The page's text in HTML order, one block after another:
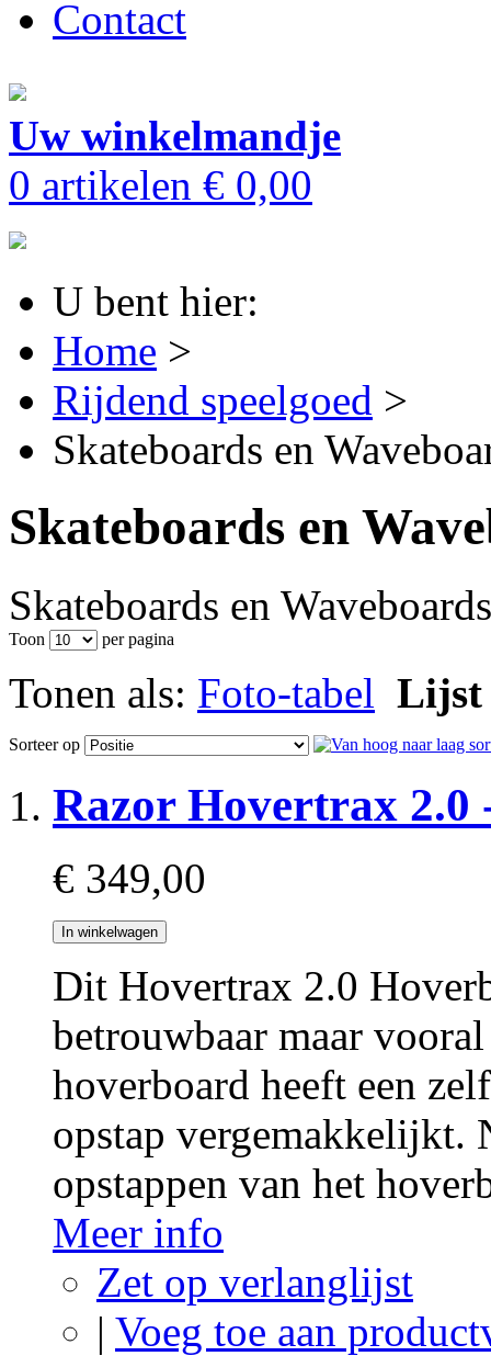
Contact
Uw winkelmandje
0 artikelen € 0,00
U bent hier:
Home >
Rijdend speelgoed >
Skateboards en
Skateboards en
Skateboards en Waveboards
Toon per pagina
Tonen als: Foto-tabel Lijst
Sorteer op
Razor Hovertrax 2.0
€ 349,00
In winkelwagen
Dit Hovertrax 2.0
betrouwbaar maar
hoverboard heeft een
opstap vergemakkelijkt.
opstappen van het
Meer info
Zet op verlanglijst
| Voeg toe aan